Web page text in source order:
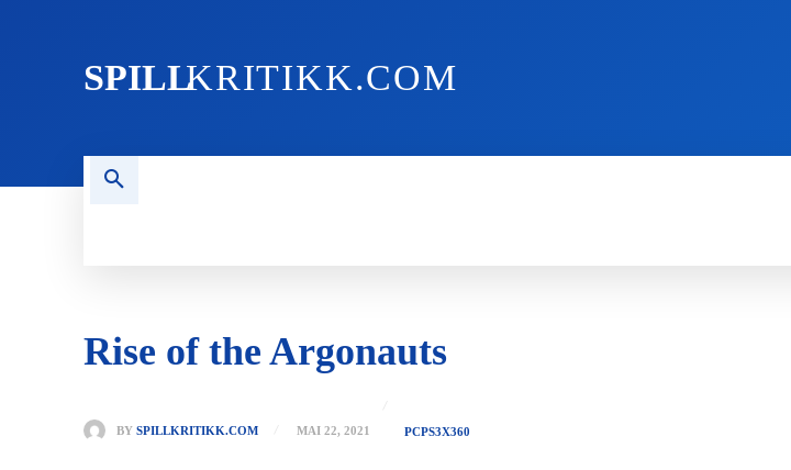
SPILLKRITIKK.COM
Rise of the Argonauts
BY SPILLKRITIKK.COM MAI 22, 2021 PCPS3X360